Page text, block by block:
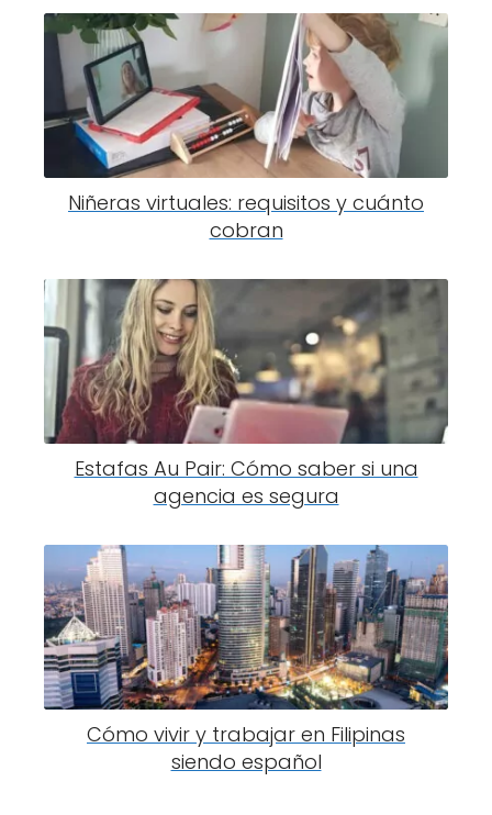
Niñeras virtuales: requisitos y cuánto
cobran
Estafas Au Pair: Cómo saber si una
agencia es segura
Cómo vivir y trabajar en Filipinas
siendo español